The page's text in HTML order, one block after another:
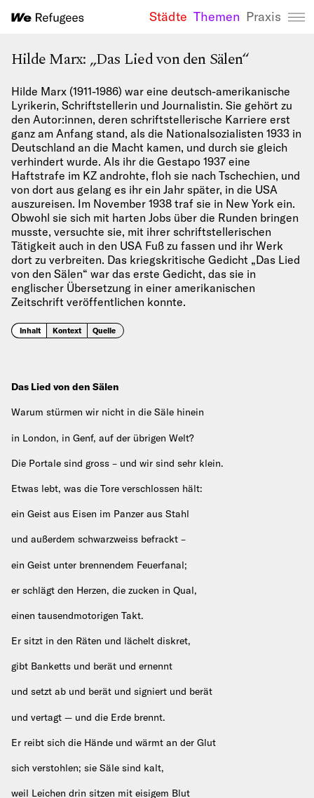
We Refugees
Städte Themen Praxis
Hilde Marx: „Das Lied von den Sälen“
Hilde Marx (1911-1986) war eine deutsch-amerikanische
Lyrikerin, Schriftstellerin und Journalistin. Sie gehört zu
den Autor:innen, deren schriftstellerische Karriere erst
ganz am Anfang stand, als die Nationalsozialisten 1933 in
Deutschland an die Macht kamen, und durch sie gleich
verhindert wurde. Als ihr die Gestapo 1937 eine
Haftstrafe im KZ androhte, floh sie nach Tschechien, und
von dort aus gelang es ihr ein Jahr später, in die USA
auszureisen. Im November 1938 traf sie in New York ein.
Obwohl sie sich mit harten Jobs über die Runden bringen
musste, versuchte sie, mit ihrer schriftstellerischen
Tätigkeit auch in den USA Fuß zu fassen und ihr Werk
dort zu verbreiten. Das kriegskritische Gedicht „Das Lied
von den Sälen“ war das erste Gedicht, das sie in
englischer Übersetzung in einer amerikanischen
Zeitschrift veröffentlichen konnte.
Inhalt Kontext Quelle
Das Lied von den Sälen
Warum stürmen wir nicht in die Säle hinein
in London, in Genf, auf der übrigen Welt?
Die Portale sind gross – und wir sind sehr klein.
Etwas lebt, was die Tore verschlossen hält:
ein Geist aus Eisen im Panzer aus Stahl
und außerdem schwarzweiss befrackt –
ein Geist unter brennendem Feuerfanal;
er schlägt den Herzen, die zucken in Qual,
einen tausendmotorigen Takt.
Er sitzt in den Räten und lächelt diskret,
gibt Banketts und berät und ernennt
und setzt ab und berät und signiert und berät
und vertagt — und die Erde brennt.
Er reibt sich die Hände und wärmt an der Glut
sich verstohlen; sie Säle sind kalt,
weil Leichen drin sitzen mit eisigem Blut